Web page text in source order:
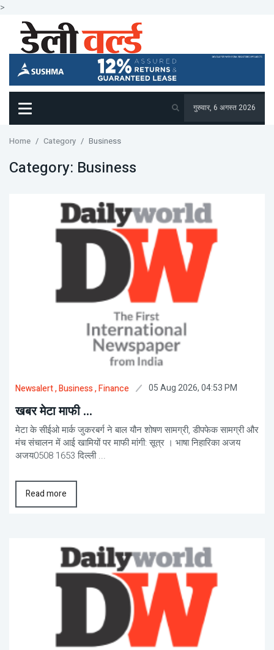
>
गुरुवार, 6 अगस्त 2026
Home Category Business
Category: Business
Newsalert, Business, Finance 05 Aug 2026, 04:53 PM
खबर मेटा माफी ...
मेटा के सीईओ मार्क जुकरबर्ग ने बाल यौन शोषण सामग्री, डीपफेक सामग्री और
मंच संचालन में आई खामियों पर माफी मांगी: सूत्र । भाषा निहारिका अजय
अजय0508 1653 दिल्ली ...
Read more